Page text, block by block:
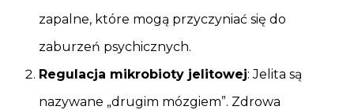
zapalne, które mogą przyczyniać się do
zaburzeń psychicznych.
Regulacja mikrobioty jelitowej: Jelita są
nazywane „drugim mózgiem”. Zdrowa